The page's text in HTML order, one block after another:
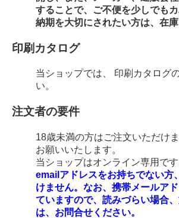
することで、ご不便を少しでも
納期を大切にされたい方は、在
印刷カタログ
当ショップでは、 印刷カタログ
い。
注文者の要件
18歳未満の方はご注文いただけ
お願いいたします。
当ショップはオンライン専用で
emailアドレスをお持ちでない方
けません。なお、携帯メールア
ていますので、読みづらい場合
は、お問合せください。